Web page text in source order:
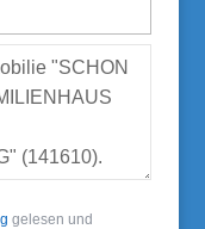
gelesen und